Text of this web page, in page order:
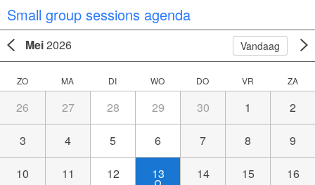
Small group sessions agenda
Mei2026 Vandaag
ZO MA DI WO DO VR ZA
26 27 28 29 30 1 2
3 4 5 6 7 8 9
10 11 12 13 14 15 16